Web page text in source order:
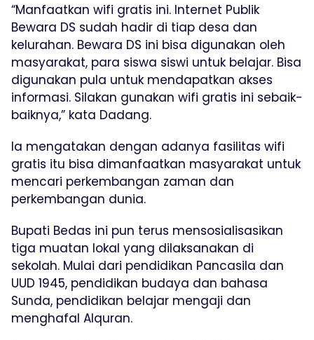
“Manfaatkan wifi gratis ini. Internet Publik
Bewara DS sudah hadir di tiap desa dan
kelurahan. Bewara DS ini bisa digunakan oleh
masyarakat, para siswa siswi untuk belajar. Bisa
digunakan pula untuk mendapatkan akses
informasi. Silakan gunakan wifi gratis ini sebaik-
baiknya,” kata Dadang.
Ia mengatakan dengan adanya fasilitas wifi
gratis itu bisa dimanfaatkan masyarakat untuk
mencari perkembangan zaman dan
perkembangan dunia.
Bupati Bedas ini pun terus mensosialisasikan
tiga muatan lokal yang dilaksanakan di
sekolah. Mulai dari pendidikan Pancasila dan
UUD 1945, pendidikan budaya dan bahasa
Sunda, pendidikan belajar mengaji dan
menghafal Alquran.